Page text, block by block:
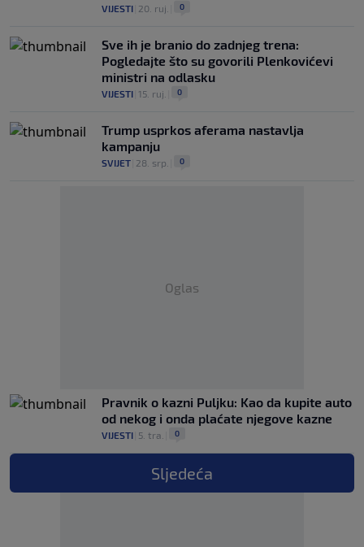
VIJESTI 20. ruj. 0
Sve ih je branio do zadnjeg trena:
Pogledajte što su govorili Plenkovićevi
ministri na odlasku
VIJESTI 15. ruj. 0
Trump usprkos aferama nastavlja
kampanju
SVIJET 28. srp. 0
Oglas
Pravnik o kazni Puljku: Kao da kupite auto
od nekog i onda plaćate njegove kazne
VIJESTI 5. tra. 0
Sljedeća